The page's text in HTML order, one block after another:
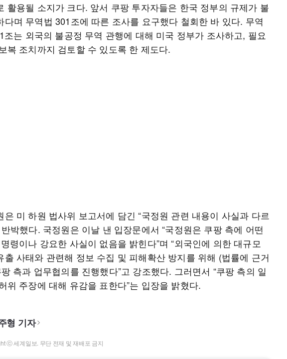
활용될 소지가 크다. 앞서 쿠팡 투자자들은 한국 정부의 규제가 불
다며 무역법 301조에 따른 조사를 요구했다 철회한 바 있다. 무역
조는 외국의 불공정 무역 관행에 대해 미국 정부가 조사하고, 필요
복 조치까지 검토할 수 있도록 한 제도다.
은 미 하원 법사위 보고서에 담긴 “국정원 관련 내용이 사실과 다르
반박했다. 국정원은 이날 낸 입장문에서 “국정원은 쿠팡 측에 어떤
령이나 강요한 사실이 없음을 밝힌다”며 “외국인에 의한 대규모
출 사태와 관련해 정보 수집 및 피해확산 방지를 위해 (법률에 근거
측과 업무협의를 진행했다”고 강조했다. 그러면서 “쿠팡 측의 일
위 주장에 대해 유감을 표한다”는 입장을 밝혔다.
형 기자
ⓒ 세계일보. 무단 전재 및 재배포 금지